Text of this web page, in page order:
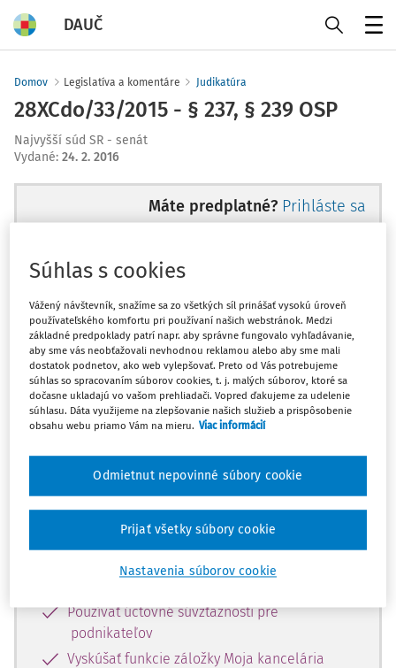
DAUČ
Domov Legislatíva a komentáre Judikatúra
28XCdo/33/2015 - § 237, § 239 OSP
Najvyšší súd SR - senát
Vydané: 24. 2. 2016
Máte predplatné? Prihláste sa
Zatiaľ ste si prečítali len začiatok...
Celý dokument je len pre
predplatiteľov.
Zaregistrujte sa a získajte
na 10 dní.
Vďaka registrácii si môžete
Prečítať platené články na portáli
Používať účtovné súvzťažnosti pre
podnikateľov
Vyskúšať funkcie záložky Moja kancelária
Súhlas s cookies
Vážený návštevník, snažíme sa zo všetkých síl prinášať vysokú úroveň
používateľského komfortu pri používaní našich webstránok. Medzi
základné predpoklady patrí napr. aby správne fungovalo vyhľadávanie,
aby sme vás neobťažovali nevhodnou reklamou alebo aby sme mali
dostatok podnetov, ako web vylepšovať. Preto od Vás potrebujeme
súhlas so spracovaním súborov cookies, t. j. malých súborov, ktoré sa
dočasne ukladajú vo vašom prehliadači. Vopred ďakujeme za udelenie
súhlasu. Dáta využijeme na zlepšovanie našich služieb a prispôsobenie
obsahu webu priamo Vám na mieru. Viac informácií
Nastavenia súborov cookie
Odmietnut nepovinné súbory cookie
Prijať všetky súbory cookie